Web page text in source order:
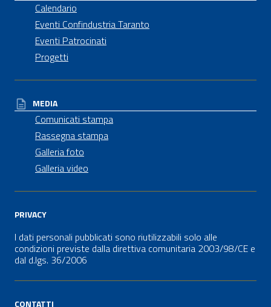
Calendario
Eventi Confindustria Taranto
Eventi Patrocinati
Progetti
MEDIA
Comunicati stampa
Rassegna stampa
Galleria foto
Galleria video
PRIVACY
I dati personali pubblicati sono riutilizzabili solo alle
condizioni previste dalla direttiva comunitaria 2003/98/CE e
dal d.lgs. 36/2006
CONTATTI